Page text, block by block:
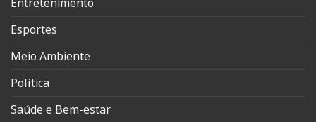
Esportes
Meio Ambiente
Política
Saúde e Bem-estar